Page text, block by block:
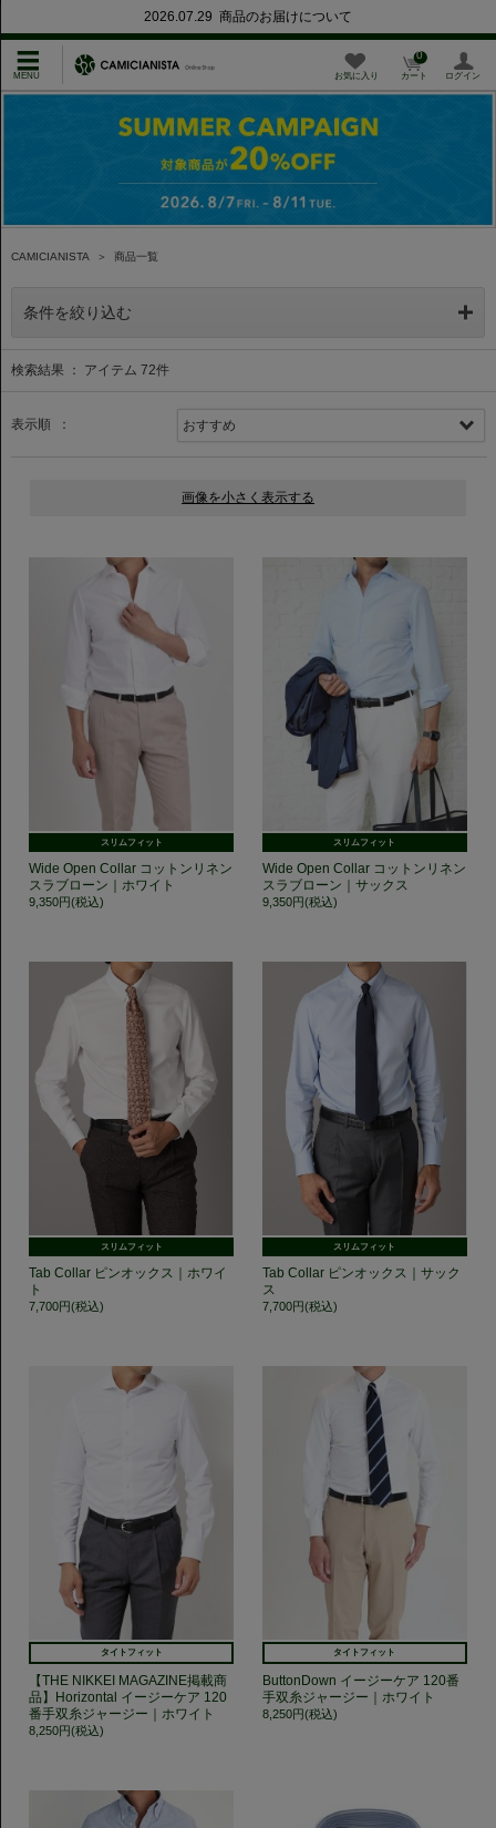
2026.07.29 商品のお届けについて
お気に入り カート
0
ログイン
CAMICIANISTA ＞ 商品一覧
条件を絞り込む
検索結果 ： アイテム 72件
表示順 ：
スリムフィット
Wide Open Collar コットンリネン
スラブローン｜ホワイト
9,350円(税込)
スリムフィット
Wide Open Collar コットンリネン
スラブローン｜サックス
9,350円(税込)
スリムフィット
Tab Collar ピンオックス｜ホワイ
ト
7,700円(税込)
スリムフィット
Tab Collar ピンオックス｜サック
ス
7,700円(税込)
タイトフィット
【THE NIKKEI MAGAZINE掲載商
品】Horizontal イージーケア 120
番手双糸ジャージー｜ホワイト
8,250円(税込)
タイトフィット
ButtonDown イージーケア 120番
手双糸ジャージー｜ホワイト
8,250円(税込)